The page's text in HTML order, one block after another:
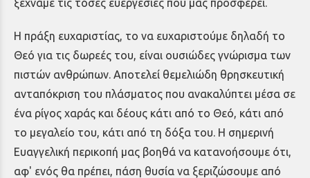
ξεχνάμε τις τόσες ευεργεσίες που μας προσφέρει.
Η πράξη ευχαριστίας, το να ευχαριστούμε δηλαδή το
Θεό για τις δωρεές του, είναι ουσιώδες γνώρισμα των
πιστών ανθρώπων. Αποτελεί θεμελιώδη θρησκευτική
ανταπόκριση του πλάσματος που ανακαλύπτει μέσα σε
ένα ρίγος χαράς και δέους κάτι από το Θεό, κάτι από
το μεγαλείο του, κάτι από τη δόξα του. Η σημερινή
Ευαγγελική περικοπή μας βοηθά να κατανοήσουμε ότι,
αφ' ενός θα πρέπει, πάση θυσία να ξεριζώσουμε από